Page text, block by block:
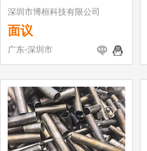
深圳市博桓科技有限公司
面议
广东-深圳市